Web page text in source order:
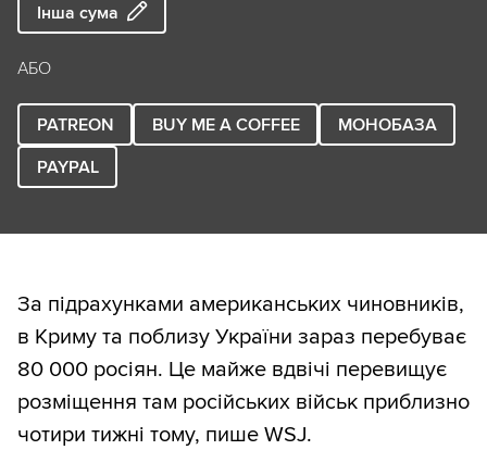
Інша сума
АБО
PATREON BUY ME A COFFEE
МОНОБАЗА
PAYPAL
За підрахунками американських чиновників,
в Криму та поблизу України зараз перебуває
80 000 росіян. Це майже вдвічі перевищує
розміщення там російських військ приблизно
чотири тижні тому, пише WSJ.